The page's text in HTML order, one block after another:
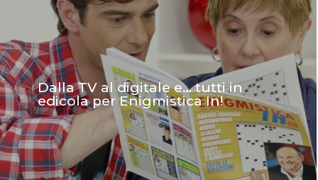
Dalla TV al digitale e… tutti in
edicola per Enigmistica In!